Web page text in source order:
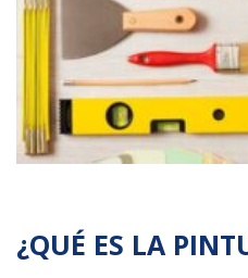
Automotriz
Madera
Línea
Arquitectónica
Línea
¿QUÉ ES LA